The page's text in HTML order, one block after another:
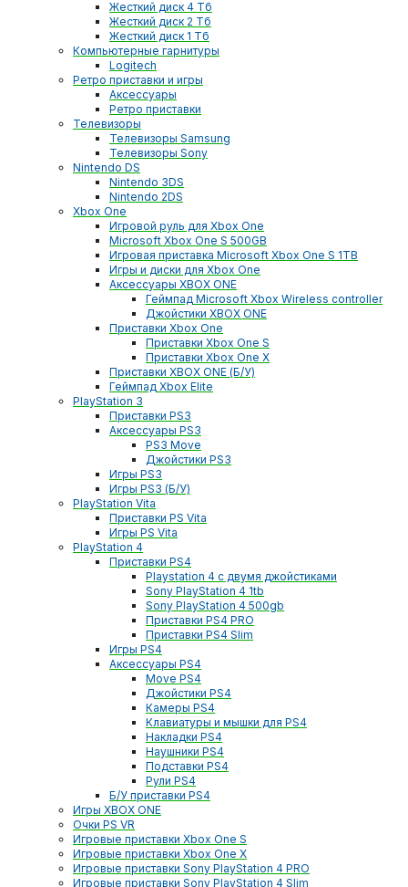
Жесткий диск 4 Тб
Жесткий диск 2 Тб
Жесткий диск 1 Тб
Компьютерные гарнитуры
Logitech
Ретро приставки и игры
Аксессуары
Ретро приставки
Телевизоры
Телевизоры Samsung
Телевизоры Sony
Nintendo DS
Nintendo 3DS
Nintendo 2DS
Xbox One
Игровой руль для Xbox One
Microsoft Xbox One S 500GB
Игровая приставка Microsoft Xbox One S 1TB
Игры и диски для Xbox One
Аксессуары XBOX ONE
Геймпад Microsoft Xbox Wireless controller
Джойстики XBOX ONE
Приставки Xbox One
Приставки Xbox One S
Приставки Xbox One X
Приставки XBOX ONE (Б/У)
Геймпад Xbox Elite
PlayStation 3
Приставки PS3
Аксессуары PS3
PS3 Move
Джойстики PS3
Игры PS3
Игры PS3 (Б/У)
PlayStation Vita
Приставки PS Vita
Игры PS Vita
PlayStation 4
Приставки PS4
Playstation 4 с двумя джойстиками
Sony PlayStation 4 1tb
Sony PlayStation 4 500gb
Приставки PS4 PRO
Приставки PS4 Slim
Игры PS4
Аксессуары PS4
Move PS4
Джойстики PS4
Камеры PS4
Клавиатуры и мышки для PS4
Накладки PS4
Наушники PS4
Подставки PS4
Рули PS4
Б/У приставки PS4
Игры XBOX ONE
Очки PS VR
Игровые приставки Xbox One S
Игровые приставки Xbox One X
Игровые приставки Sony PlayStation 4 PRO
Игровые приставки Sony PlayStation 4 Slim